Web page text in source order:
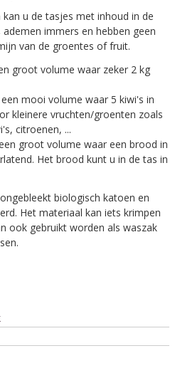
u de tasjes met inhoud in de
immers en hebben geen
van de groentes of fruit.
groot volume waar zeker 2 kg
mooi volume waar 5 kiwi's in
kleinere vruchten/groenten zoals
citroenen, ...
groot volume waar een brood in
Het brood kunt u in de tas in
biologisch katoen en
Het materiaal kan iets krimpen
ook gebruikt worden als waszak